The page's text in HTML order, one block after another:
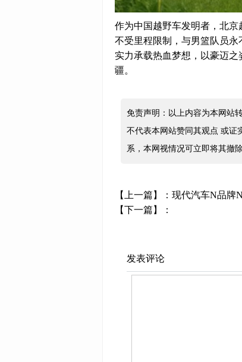
作为中国越野车发明者，北
不受里程限制，与男篮队员
实力承载热血梦想，以豪迈
疆。
免责声明：以上内容为本网站
不代表本网站赞同其观点 或证
系，本网视情况可立即将其撤除
【上一篇】： 现代汽车N品牌
【下一篇】：
发表评论